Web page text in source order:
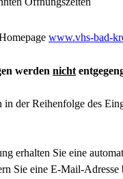
www.vhs-bad-
werden nicht
der Reihenfolge des
erhalten Sie eine
Sie eine E-Mail-Adresse